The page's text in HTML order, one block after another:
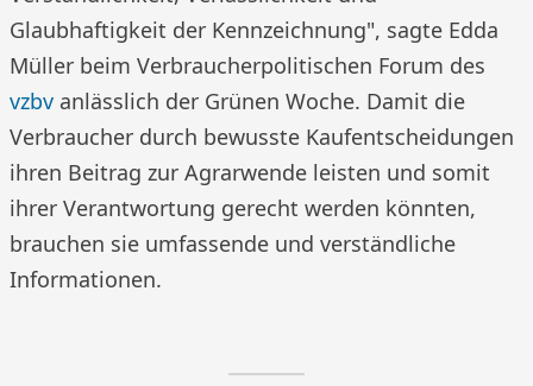
Glaubhaftigkeit der Kennzeichnung", sagte Edda
Müller beim Verbraucherpolitischen Forum des
vzbv anlässlich der Grünen Woche. Damit die
Verbraucher durch bewusste Kaufentscheidungen
ihren Beitrag zur Agrarwende leisten und somit
ihrer Verantwortung gerecht werden könnten,
brauchen sie umfassende und verständliche
Informationen.